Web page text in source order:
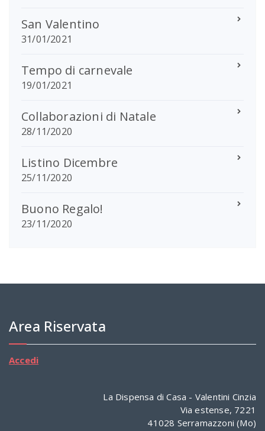
San Valentino
31/01/2021
Tempo di carnevale
19/01/2021
Collaborazioni di Natale
28/11/2020
Listino Dicembre
25/11/2020
Buono Regalo!
23/11/2020
Area Riservata
Accedi
La Dispensa di Casa - Valentini Cinzia
Via estense, 7221
41028 Serramazzoni (Mo)